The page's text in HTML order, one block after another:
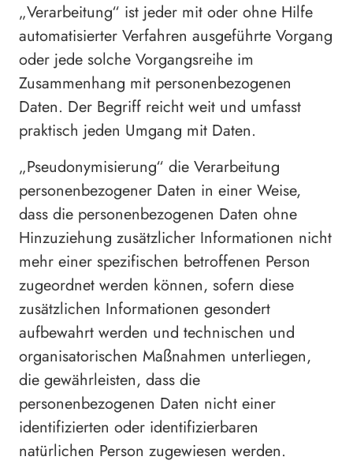
„Verarbeitung“ ist jeder mit oder ohne Hilfe
automatisierter Verfahren ausgeführte Vorgang
oder jede solche Vorgangsreihe im
Zusammenhang mit personenbezogenen
Daten. Der Begriff reicht weit und umfasst
praktisch jeden Umgang mit Daten.
„Pseudonymisierung“ die Verarbeitung
personenbezogener Daten in einer Weise,
dass die personenbezogenen Daten ohne
Hinzuziehung zusätzlicher Informationen nicht
mehr einer spezifischen betroffenen Person
zugeordnet werden können, sofern diese
zusätzlichen Informationen gesondert
aufbewahrt werden und technischen und
organisatorischen Maßnahmen unterliegen,
die gewährleisten, dass die
personenbezogenen Daten nicht einer
identifizierten oder identifizierbaren
natürlichen Person zugewiesen werden.